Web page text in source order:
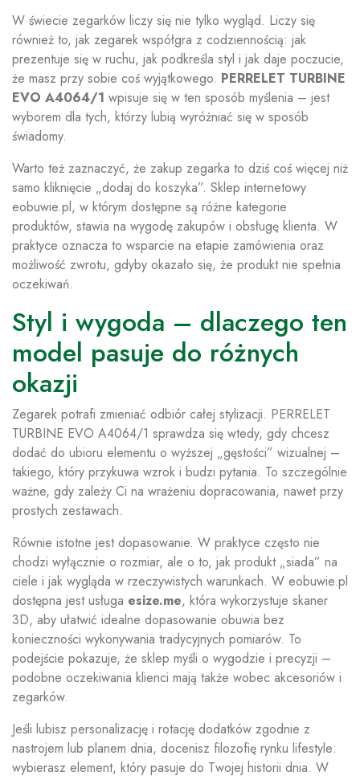
W świecie zegarków liczy się nie tylko wygląd. Liczy się
również to, jak zegarek współgra z codziennością: jak
prezentuje się w ruchu, jak podkreśla styl i jak daje poczucie,
że masz przy sobie coś wyjątkowego. PERRELET TURBINE
EVO A4064/1 wpisuje się w ten sposób myślenia – jest
wyborem dla tych, którzy lubią wyróżniać się w sposób
świadomy.
Warto też zaznaczyć, że zakup zegarka to dziś coś więcej niż
samo kliknięcie „dodaj do koszyka”. Sklep internetowy
eobuwie.pl, w którym dostępne są różne kategorie
produktów, stawia na wygodę zakupów i obsługę klienta. W
praktyce oznacza to wsparcie na etapie zamówienia oraz
możliwość zwrotu, gdyby okazało się, że produkt nie spełnia
oczekiwań.
Styl i wygoda – dlaczego ten
model pasuje do różnych
okazji
Zegarek potrafi zmieniać odbiór całej stylizacji. PERRELET
TURBINE EVO A4064/1 sprawdza się wtedy, gdy chcesz
dodać do ubioru elementu o wyższej „gęstości” wizualnej –
takiego, który przykuwa wzrok i budzi pytania. To szczególnie
ważne, gdy zależy Ci na wrażeniu dopracowania, nawet przy
prostych zestawach.
Równie istotne jest dopasowanie. W praktyce często nie
chodzi wyłącznie o rozmiar, ale o to, jak produkt „siada” na
ciele i jak wygląda w rzeczywistych warunkach. W eobuwie.pl
dostępna jest usługa esize.me, która wykorzystuje skaner
3D, aby ułatwić idealne dopasowanie obuwia bez
konieczności wykonywania tradycyjnych pomiarów. To
podejście pokazuje, że sklep myśli o wygodzie i precyzji –
podobne oczekiwania klienci mają także wobec akcesoriów i
zegarków.
Jeśli lubisz personalizację i rotację dodatków zgodnie z
nastrojem lub planem dnia, docenisz filozofię rynku lifestyle:
wybierasz element, który pasuje do Twojej historii dnia. W